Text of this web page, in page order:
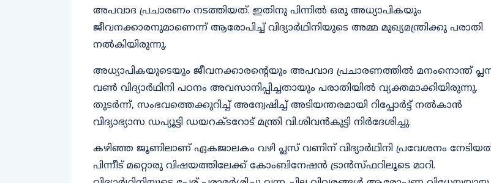
പോകാൻ കഴിഞ്ഞിരുന്നില്ല. ഇതിനിടെയാണ് അധ്യാപകനുമായി ബന്ധമുണ്ടെന്ന്
അപവാദ പ്രചാരണം നടത്തിയത്. ഇതിനു പിന്നിൽ ഒരു അധ്യാപികയും
ജീവനക്കാരനുമാണെന്ന് ആരോപിച്ച് വിദ്യാർഥിനിയുടെ അമ്മ മുഖ്യമന്ത്രിക്കു പരാതി
നൽകിയിരുന്നു.
അധ്യാപികയുടെയും ജീവനക്കാരന്റെയും അപവാദ പ്രചാരണത്തിൽ മനംനൊന്ത് പ്ലസ്
വൺ വിദ്യാർഥിനി പഠനം അവസാനിപ്പിച്ചതായും പരാതിയിൽ വ്യക്തമാക്കിയിരുന്നു.
തുടർന്ന്, സംഭവത്തെക്കുറിച്ച് അന്വേഷിച്ച് അടിയന്തരമായി റിപ്പോർട്ട് നൽകാൻ
വിദ്യാഭ്യാസ ഡപ്യൂട്ടി ഡയറക്ടറോട് മന്ത്രി വി.ശിവൻകുട്ടി നിർദേശിച്ചു.
കഴിഞ്ഞ ജൂണിലാണ് ഏകജാലകം വഴി പ്ലസ് വണിന് വിദ്യാർഥിനി പ്രവേശനം നേടിയത്.
പിന്നീട് മറ്റൊരു വിഷയത്തിലേക്ക് കോംബിനേഷൻ ട്രാൻസ്ഫറിലൂടെ മാറി.